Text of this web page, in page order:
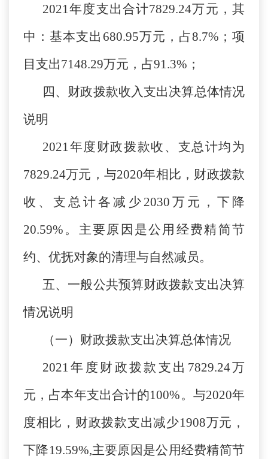
2021年度支出合计7829.24万元，其
中：基本支出680.95万元，占8.7%；项
目支出7148.29万元，占91.3%；
四、财政拨款收入支出决算总体情况
说明
2021年度财政拨款收、支总计均为
7829.24万元，与2020年相比，财政拨款
收、支总计各减少2030万元，下降
20.59%。主要原因是公用经费精简节
约、优抚对象的清理与自然减员。
五、一般公共预算财政拨款支出决算
情况说明
（一）财政拨款支出决算总体情况
2021年度财政拨款支出7829.24万
元，占本年支出合计的100%。与2020年
度相比，财政拨款支出减少1908万元，
下降19.59%,主要原因是公用经费精简节